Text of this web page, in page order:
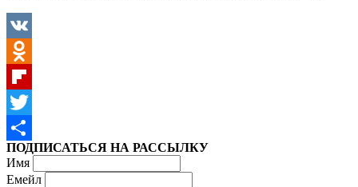
VK
Odnoklassniki
Flipboard
Twitter
Отправить
ПОДПИСАТЬСЯ НА РАССЫЛКУ
Имя
Емейл